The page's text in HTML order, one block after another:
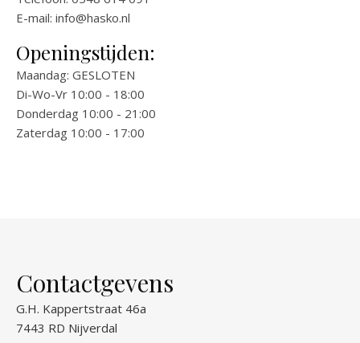
E-mail: info@hasko.nl
Openingstijden:
Maandag: GESLOTEN
Di-Wo-Vr 10:00 - 18:00
Donderdag 10:00 - 21:00
Zaterdag 10:00 - 17:00
Contactgevens
G.H. Kappertstraat 46a
7443 RD Nijverdal